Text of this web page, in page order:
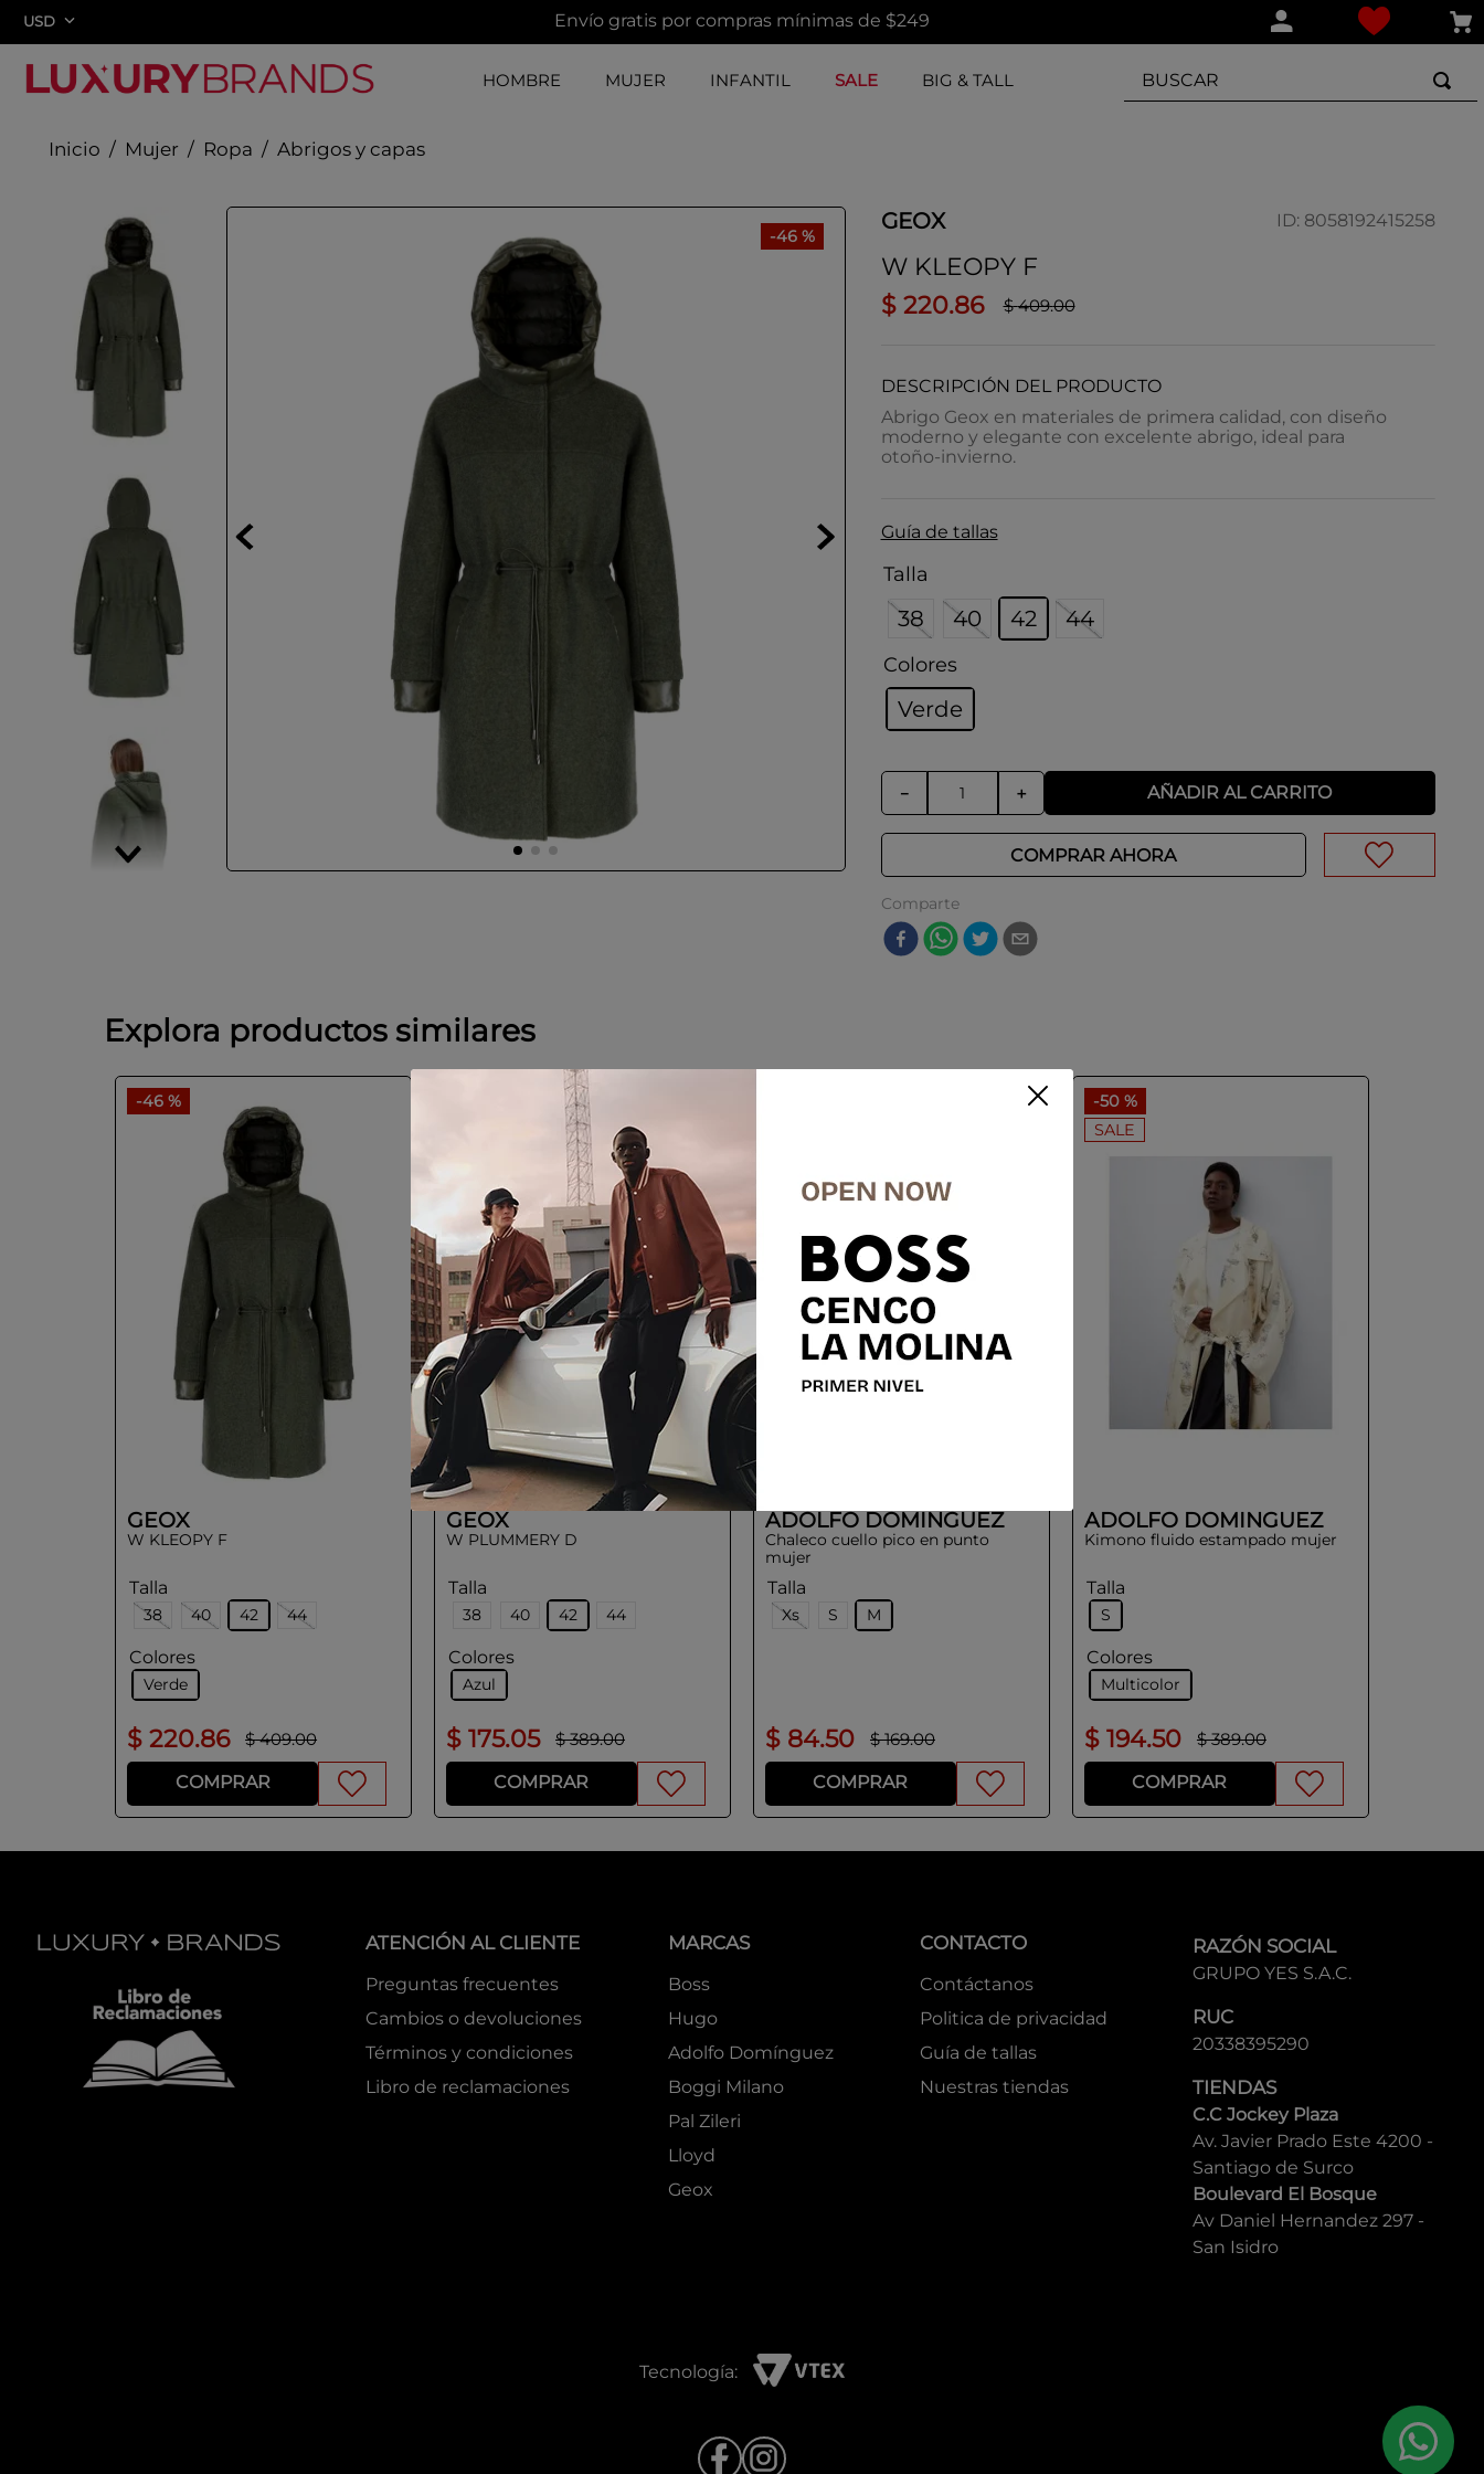
Envío gratis por compras mínimas de $249
USD
HOMBRE MUJER INFANTIL SALE BIG & TALL
BUSCAR
Mujer Ropa Abrigos y capas
-46 %
GEOX ID: 8058192415258
W KLEOPY F
$ 220.86 $ 409.00
DESCRIPCIÓN DEL PRODUCTO
Abrigo Geox en materiales de primera calidad, con diseño
moderno y elegante con excelente abrigo, ideal para
otoño-invierno.
Guía de tallas
Talla
38 40 42 44
Colores
Verde
＋
－ AÑADIR AL CARRITO
COMPRAR AHORA
Comparte
Explora productos similares
-46 %
GEOX
W KLEOPY F
Talla
38 40 42 44
Colores
Verde
$ 220.86 $ 409.00
COMPRAR
GEOX
W PLUMMERY D
Talla
38 40 42 44
Colores
Azul
$ 175.05 $ 389.00
COMPRAR
ADOLFO DOMINGUEZ
Chaleco cuello pico en punto
mujer
Talla
Xs S M
$ 84.50 $ 169.00
COMPRAR
-50 %
SALE
ADOLFO DOMINGUEZ
Kimono fluido estampado mujer
Talla
S
Colores
Multicolor
$ 194.50 $ 389.00
COMPRAR
ATENCIÓN AL CLIENTE
Preguntas frecuentes
Cambios o devoluciones
Términos y condiciones
Libro de reclamaciones
MARCAS
Boss
Hugo
Adolfo Domínguez
Boggi Milano
Pal Zileri
Lloyd
Geox
CONTACTO
Contáctanos
Politica de privacidad
Guía de tallas
Nuestras tiendas
RAZÓN SOCIAL
GRUPO YES S.A.C.
RUC
20338395290
TIENDAS
C.C Jockey Plaza
Av. Javier Prado Este 4200 -
Santiago de Surco
Boulevard El Bosque
Av Daniel Hernandez 297 -
San Isidro
Tecnología: